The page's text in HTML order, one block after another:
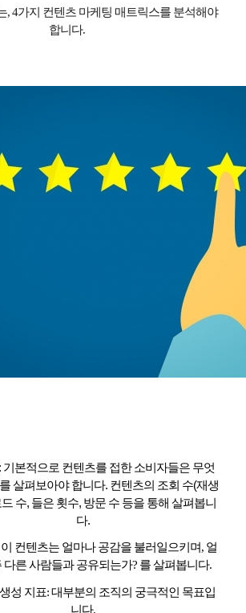
, 4가지 컨텐츠 마케팅 매트릭스를 분석해야
합니다.
: 기본적으로 컨텐츠를 접한 소비자들은 무엇
를 살펴보아야 합니다. 컨텐츠의 조회 수(재생
수, 들은 횟수, 방문 수 등을 통해 살펴봅니
다.
이 컨텐츠는 얼마나 공감을 불러일으키며, 얼
다른 사람들과 공유되는가? 를 살펴봅니다.
성 지표:대부분의 조직의 궁극적인 목표입
니다.